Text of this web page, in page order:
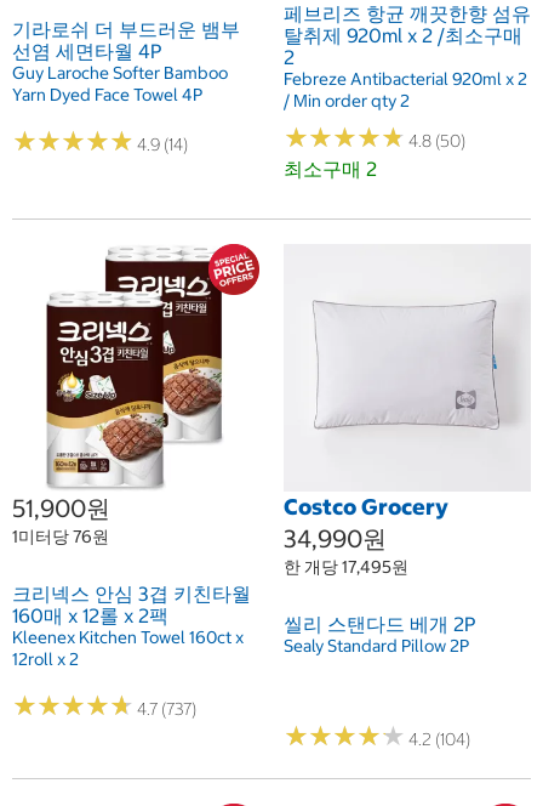
기라로쉬 더 부드러운 뱀부
선염 세면타월 4P
Guy Laroche Softer Bamboo
Yarn Dyed Face Towel 4P
★★★★★
★★★★★ 4.9 (14)
페브리즈 항균 깨끗한향 섬유
탈취제 920ml x 2 /최소구매
2
Febreze Antibacterial 920ml x 2
/ Min order qty 2
★★★★★
★★★★★ 4.8 (50)
최소구매 2
51,900원
1미터당 76원
크리넥스 안심 3겹 키친타월
160매 x 12롤 x 2팩
Kleenex Kitchen Towel 160ct x
12roll x 2
★★★★★
★★★★★ 4.7 (737)
Costco Grocery
34,990원
한 개당 17,495원
씰리 스탠다드 베개 2P
Sealy Standard Pillow 2P
★★★★★
★★★★★ 4.2 (104)